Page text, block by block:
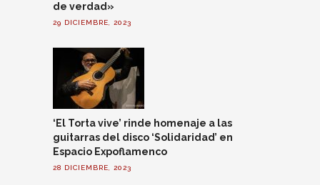
de verdad»
29 DICIEMBRE, 2023
‘El Torta vive’ rinde homenaje a las
guitarras del disco ‘Solidaridad’ en
Espacio Expoflamenco
28 DICIEMBRE, 2023